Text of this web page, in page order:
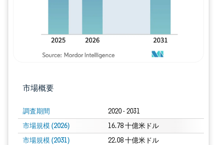
市場概要
調査期間 2020 - 2031
市場規模 (2026) 16.78 十億米ドル
市場規模 (2031) 22.08 十億米ドル